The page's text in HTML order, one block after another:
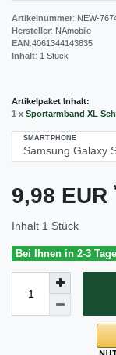
Artikelnummer: NEW-
Hersteller: NAmobile
EAN:4061344143835
Inhalt: 1 Stück
Artikelpaket Inhalt:
1 x Sportarmband XL
SMARTPHONE
9,98 EUR
Inhalt 1 Stück
Bei Ihnen in 2-3